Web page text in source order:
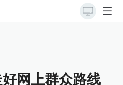
网上群众路线